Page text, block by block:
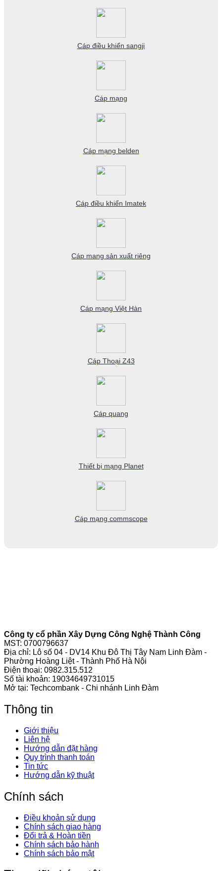
Cáp điều khiển sangji
Cáp mạng
Cáp mạng belden
Cáp điều khiển Imatek
Cáp mang sản xuất riêng
Cáp mạng Việt Hàn
Cáp Thoại Z43
Cáp quang
Thiết bị mạng Planet
Cáp mạng commscope
Công ty cổ phần Xây Dựng Công Nghệ Thành Công
MST: 0700796637
Địa chỉ: Lô số 04 - DV14 Khu Đô Thị Tây Nam Linh Đàm -
Phường Hoàng Liệt - Thành Phố Hà Nội
Điện thoại: 0982.315.512
Số tài khoản: 19034649731015
Mở tại: Techcombank - Chi nhánh Linh Đàm
Thông tin
Giới thiệu
Liên hệ
Hướng dẫn đặt hàng
Quy trình thanh toán
Tin tức
Hướng dẫn kỹ thuật
Chính sách
Điều khoản sử dụng
Chính sách giao hàng
Đổi trả & Hoàn tiền
Chính sách bảo hành
Chính sách bảo mật